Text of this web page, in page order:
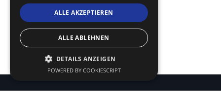
ALLE AKZEPTIEREN
ALLE ABLEHNEN
DETAILS ANZEIGEN
POWERED BY COOKIESCRIPT